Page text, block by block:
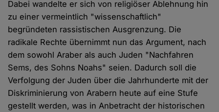
Dabei wandelte er sich von religiöser Ablehnung hin
zu einer vermeintlich "wissenschaftlich"
begründeten rassistischen Ausgrenzung. Die
radikale Rechte übernimmt nun das Argument, nach
dem sowohl Araber als auch Juden "Nachfahren
Sems, des Sohns Noahs" seien. Dadurch soll die
Verfolgung der Juden über die Jahrhunderte mit der
Diskriminierung von Arabern heute auf eine Stufe
gestellt werden, was in Anbetracht der historischen